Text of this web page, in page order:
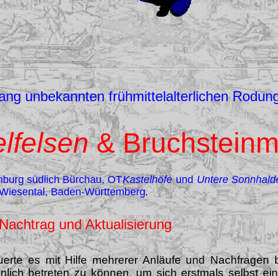
unbekannten frühmittelalterlichen
&
südlich Bürchau, OTKastelhöfeund Untere
Baden-Württemberg.
und Aktualisierung
es mit Hilfe mehrerer Anläufe und
betreten zu können, um sich erstmals selbst